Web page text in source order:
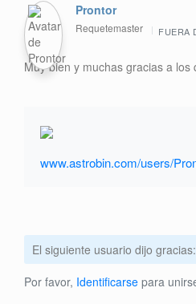
Prontor
Requetemaster FUERA
Muy bien y muchas gracias a
www.astrobin.com/users/
El siguiente usuario dijo gracias:
Por favor, Identificarse para